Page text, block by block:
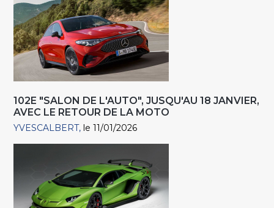
102E "SALON DE L'AUTO", JUSQU'AU 18 JANVIER,
AVEC LE RETOUR DE LA MOTO
YVESCALBERT le 11/01/2026